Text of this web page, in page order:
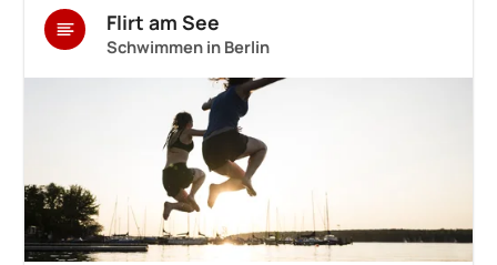
Flirt am See
Schwimmen in Berlin